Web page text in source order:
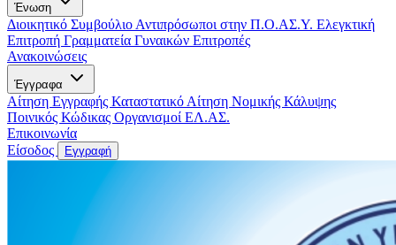
Ένωση
Διοικητικό Συμβούλιο Αντιπρόσωποι στην Π.Ο.ΑΣ.Υ. Ελεγκτική
Επιτροπή Γραμματεία Γυναικών Επιτροπές
Ανακοινώσεις
Έγγραφα
Αίτηση Εγγραφής Καταστατικό Αίτηση Νομικής Κάλυψης
Ποινικός Κώδικας Οργανισμοί ΕΛ.ΑΣ.
Επικοινωνία
Είσοδος
Εγγραφή